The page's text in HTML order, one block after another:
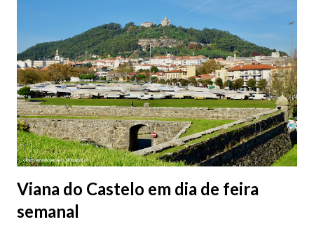
2ª a 5ª feira a partir das 20:00 (DIAS ÚTEIS)
Viana do Castelo em dia de feira
semanal